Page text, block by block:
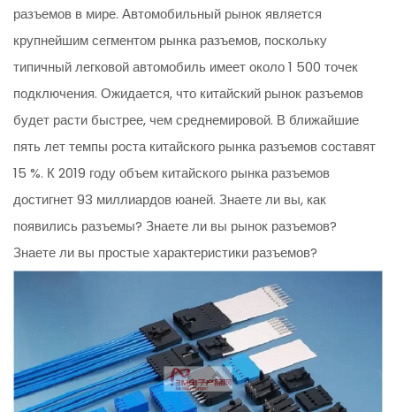
разъемов в мире. Автомобильный рынок является
крупнейшим сегментом рынка разъемов, поскольку
типичный легковой автомобиль имеет около 1 500 точек
подключения. Ожидается, что китайский рынок разъемов
будет расти быстрее, чем среднемировой. В ближайшие
пять лет темпы роста китайского рынка разъемов составят
15 %. К 2019 году объем китайского рынка разъемов
достигнет 93 миллиардов юаней. Знаете ли вы, как
появились разъемы? Знаете ли вы рынок разъемов?
Знаете ли вы простые характеристики разъемов?